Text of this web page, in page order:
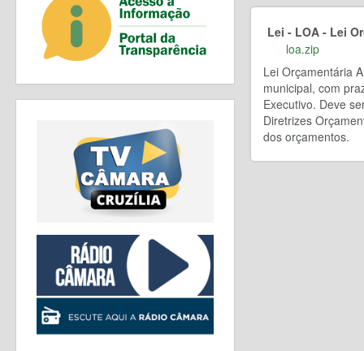
Lei - LOA - Lei
loa.zip
Lei Orçamentária
municipal, com
Executivo. Deve
Diretrizes
dos orçamentos.